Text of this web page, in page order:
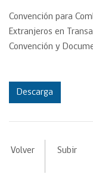
Convención para
Extranjeros en
Convención y
Descarga
Volver Subir